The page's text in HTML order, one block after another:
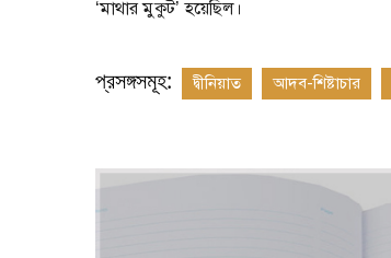
‘মাথার মুকুট’ হয়েছিল।
প্রসঙ্গসমূহ: দ্বীনিয়াত আদব-শিষ্টাচার